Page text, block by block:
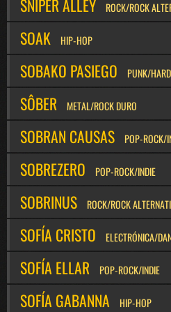
SNIPER ALLEY ROCK/ROCK
SOAK HIP-HOP
SOBAKO PASIEGO PUNK/
SÔBER METAL/ROCK DURO
SOBRAN CAUSAS POP-ROCK/
SOBREZERO POP-ROCK/INDIE
SOBRINUS ROCK/ROCK
SOFÍA CRISTO ELECTRÓNICA/
SOFÍA ELLAR POP-ROCK/INDIE
SOFÍA GABANNA HIP-HOP